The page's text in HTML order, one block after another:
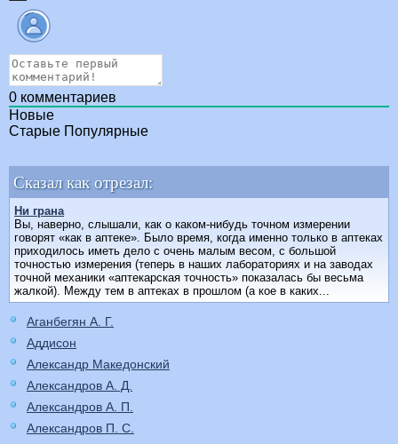
0 комментариев
Новые
Старые Популярные
Сказал как отрезал:
Ни грана
Вы, наверно, слышали, как о каком-нибудь точном измерении
говорят «как в аптеке». Было время, когда именно только в аптеках
приходилось иметь дело с очень малым весом, с большой
точностью измерения (теперь в наших лабораториях и на заводах
точной механики «аптекарская точность» показалась бы весьма
жалкой). Между тем в аптеках в прошлом (а кое в каких...
Аганбегян А. Г.
Аддисон
Александр Македонский
Александров А. Д.
Александров А. П.
Александров П. С.